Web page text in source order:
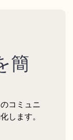
簡
コミュニ
します。